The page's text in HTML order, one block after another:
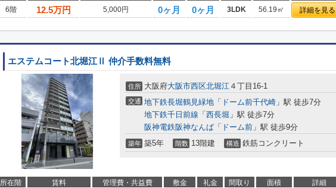
6階
12.5万円 5,000円 0ヶ月 0ヶ月 3LDK 56.19㎡ 詳細を見る
エステムコート北堀江Ⅱ 仲介手数料無料
住所 大阪府大阪市西区北堀江 ４丁目16-1
交通 地下鉄長堀鶴見緑地 「 ドーム前千代崎 」駅 徒歩7分
地下鉄千日前線 「 西長堀 」駅 徒歩7分
阪神電鉄阪神なんば 「 ドーム前 」駅 徒歩9分
築年 築5年 階数 13階建 構造 鉄筋コンクリート
所在階 賃料 管理費・共益費 敷金 礼金 間取り 面積 詳細